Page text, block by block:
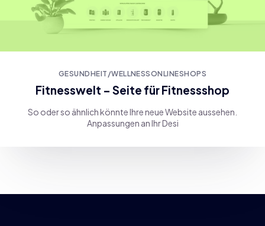
GESUNDHEIT/WELLNESSONLINESHOPS
Fitnesswelt – Seite für Fitnessshop
So oder so ähnlich könnte Ihre neue Website aussehen.
Anpassungen an Ihr Desi